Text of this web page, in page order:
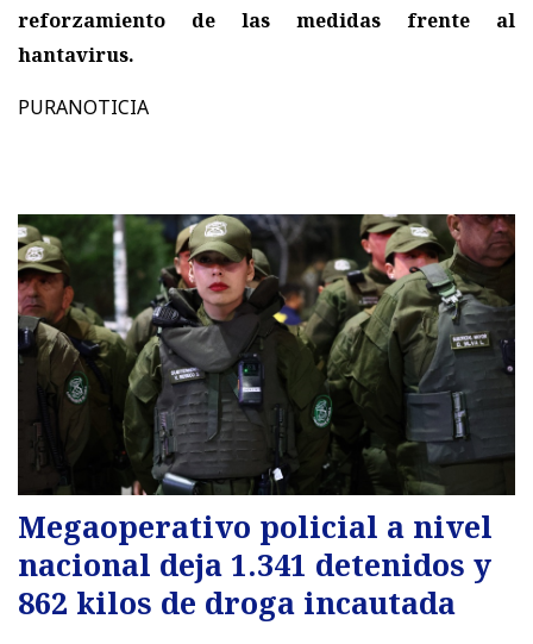
reforzamiento de las medidas frente al
hantavirus.
PURANOTICIA
Megaoperativo policial a nivel
nacional deja 1.341 detenidos y
862 kilos de droga incautada